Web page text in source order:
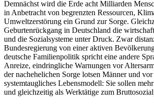
Demnächst wird die Erde acht Milliarden
in Anbetracht von begrenzten Ressourcen,
Umweltzerstörung ein Grund zur Sorge.
Geburtenrückgang in Deutschland die
und die Sozialsysteme unter Druck. Zwar
Bundesregierung von einer aktiven
deutsche Familienpolitik spricht eine andere
Anreize, eindringliche Warnungen vor
der nachehelichen Sorge lotsen Männer und
systemtaugliches Lebensmodell: Sie sollen
und gleichzeitig als Werktätige zum